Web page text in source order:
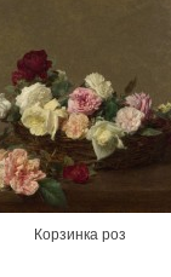
Корзинка роз